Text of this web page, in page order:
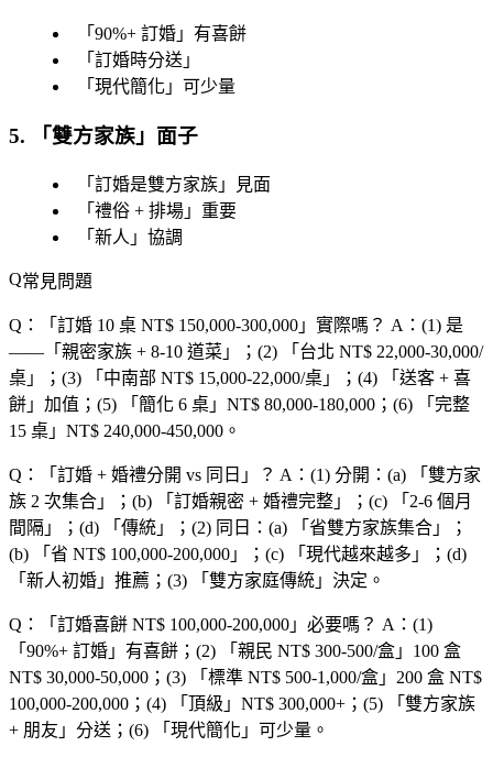
「 90%+ 訂婚 」有喜餅
「 訂婚時分送 」
「 現代簡化 」可少量
5. 「雙方家族 」面子
「 訂婚是雙方家族 」見面
「 禮俗 + 排場 」重要
「 新人 」協調
常見問題
Q：「 訂婚 10 桌 NT$ 150,000-300,000 」實際嗎？ A：(1) 是
——「 親密家族 + 8-10 道菜 」；(2) 「 台北 NT$ 22,000-30,000/
桌 」；(3) 「 中南部 NT$ 15,000-22,000/桌 」；(4) 「 送客 + 喜
餅 」加值；(5) 「 簡化 6 桌 」NT$ 80,000-180,000；(6) 「 完整
15 桌 」NT$ 240,000-450,000。
Q：「 訂婚 + 婚禮分開 vs 同日 」？ A：(1) 分開：(a) 「 雙方家
族 2 次集合 」；(b) 「 訂婚親密 + 婚禮完整 」；(c) 「 2-6 個月
間隔 」；(d) 「 傳統 」；(2) 同日：(a) 「 省雙方家族集合 」；
(b) 「 省 NT$ 100,000-200,000 」；(c) 「 現代越來越多 」；(d)
「 新人初婚 」推薦；(3) 「 雙方家庭傳統 」決定。
Q：「 訂婚喜餅 NT$ 100,000-200,000 」必要嗎？ A：(1)
「 90%+ 訂婚 」有喜餅；(2) 「 親民 NT$ 300-500/盒 」100 盒
NT$ 30,000-50,000；(3) 「 標準 NT$ 500-1,000/盒 」200 盒 NT$
100,000-200,000；(4) 「 頂級 」NT$ 300,000+；(5) 「 雙方家族
+ 朋友 」分送；(6) 「 現代簡化 」可少量。